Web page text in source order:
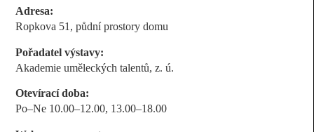
Adresa:
Ropkova 51, půdní prostory domu
Pořadatel výstavy:
Akademie uměleckých talentů, z. ú.
Otevírací doba:
Po–Ne 10.00–12.00, 13.00–18.00